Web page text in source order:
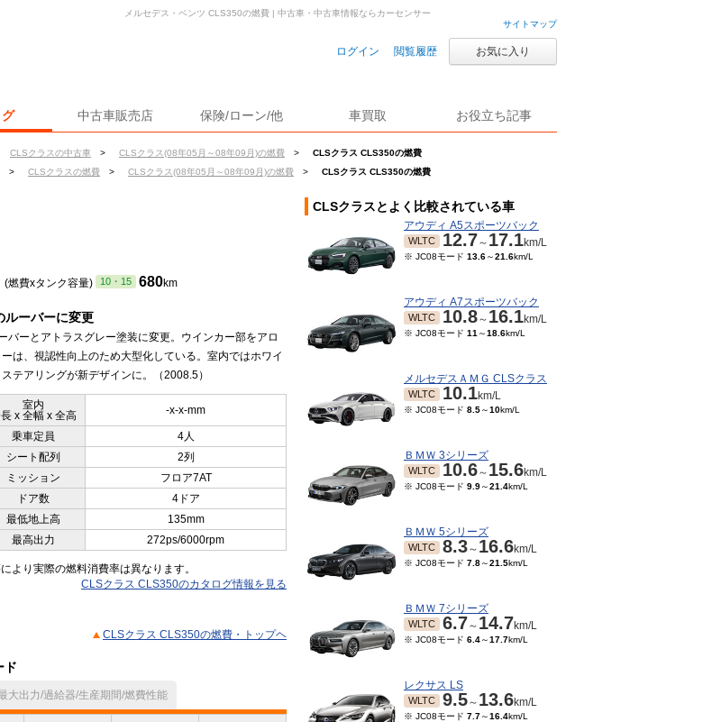
サイトマップ
ログイン 閲覧履歴 お気に入り
中古車販売店 保険/ローン/他 車買取 お役立ち記事
CLSクラスの中古車 > CLSクラス(08年05月～08年09月)の燃費 >
CLSクラス CLS350の燃費
> CLSクラスの燃費 > CLSクラス(08年05月～08年09月)の燃費 > CLSクラス CLS350の燃費
メルセデス・ベンツ CLS350の燃費 | 中古車・中古車情報ならカーセンサー
(燃費xタンク容量) 10・15 680km
ルーバーに変更
バーとアトラスグレー塗装に変更。ウインカー部をアロ
は、視認性向上のため大型化している。室内ではホワイ
テアリングが新デザインに。（2008.5）
室内
x 全幅 x 全高
-x-x-mm
乗車定員
4人
シート配列
2列
ミッション
フロア7AT
ドア数
4ドア
最低地上高
135mm
最高出力 272ps/6000rpm
より実際の燃料消費率は異なります。
CLSクラス CLS350のカタログ情報を見る
CLSクラス CLS350の燃費・トップヘ
ド
大出力/過給器/生産期間/燃費性能
CLSクラスとよく比較されている車
アウディ A5スポーツバック
WLTC 12.7～ 17.1km/L
※ JC08モード 13.6～21.6km/L
アウディ A7スポーツバック
WLTC 10.8～ 16.1km/L
※ JC08モード 11 ～18.6km/L
メルセデスＡＭＧ CLSクラス
WLTC 10.1km/L
※ JC08モード 8.5～10km/L
ＢＭＷ 3シリーズ
WLTC 10.6～ 15.6km/L
※ JC08モード 9.9～21.4km/L
ＢＭＷ 5シリーズ
WLTC 8.3～ 16.6km/L
※ JC08モード 7.8～21.5km/L
ＢＭＷ 7シリーズ
WLTC 6.7～ 14.7km/L
※ JC08モード 6.4～17.7km/L
レクサス LS
WLTC 9.5～ 13.6km/L
※ JC08モード 7.7～16.4km/L